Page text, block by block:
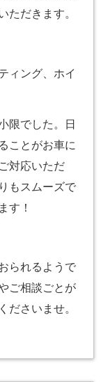
ただきます。
ィング、ホイ
限でした。日
ことがお車に
対応いただ
もスムーズで
す！
られるようで
ご相談ごとが
ださいませ。